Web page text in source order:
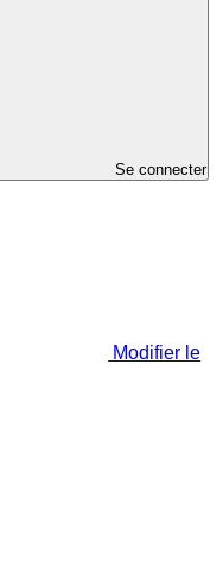
Se connecter
Modifier le